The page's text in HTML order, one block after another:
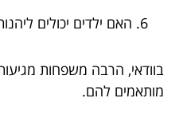
האם ילדים יכולים
בוודאי, הרבה משפחות
מותאמים להם.